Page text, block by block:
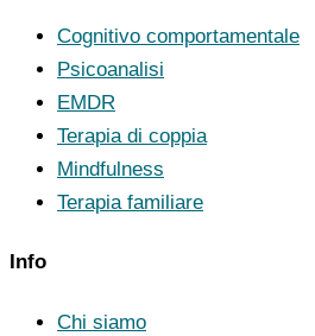
Cognitivo comportamentale
Psicoanalisi
EMDR
Terapia di coppia
Mindfulness
Terapia familiare
Info
Chi siamo